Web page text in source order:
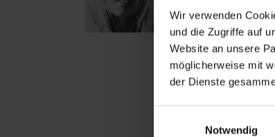
Wir verwenden
und die Zugriffe auf
Website an unsere
möglicherweise mit
der Dienste
Notwendig